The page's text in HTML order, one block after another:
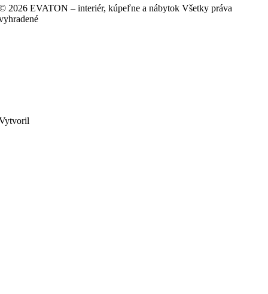
2026 EVATON – interiér, kúpeľne a nábytok Všetky práva